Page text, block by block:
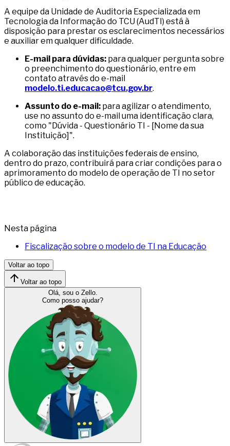
A equipe da Unidade de Auditoria Especializada em
Tecnologia da Informação do TCU (AudTI) está à
disposição para prestar os esclarecimentos necessários
e auxiliar em qualquer dificuldade.
E-mail para dúvidas: para qualquer pergunta sobre
o preenchimento do questionário, entre em
contato através do e-mail
modelo.ti.educacao@tcu.gov.br.
Assunto do e-mail: para agilizar o atendimento,
use no assunto do e-mail uma identificação clara,
como "Dúvida - Questionário TI - [Nome da sua
Instituição]".
A colaboração das instituições federais de ensino,
dentro do prazo, contribuirá para criar condições para o
aprimoramento do modelo de operação de TI no setor
público de educação.
Nesta página
Fiscalização sobre o modelo de TI na Educação
Voltar ao topo
Voltar ao topo
Olá, sou o Zello.
Como posso ajudar?